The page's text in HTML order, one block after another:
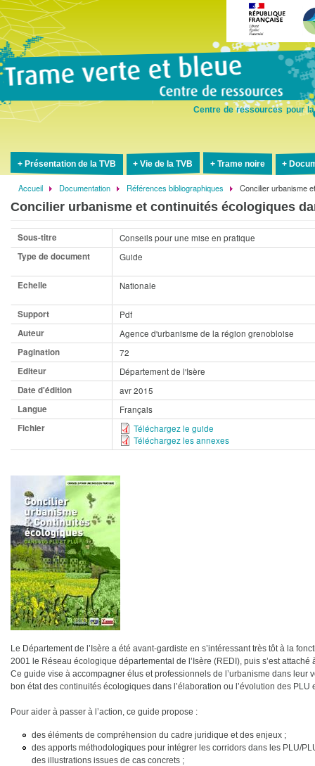
Centre de ressources pour
Présentation de la TVB Vie de la TVB Trame noire
Fil
d'Ariane
Accueil Documentation Références bibliographiques Concilier urbanisme
Concilier urbanisme et continuités écologiques
Sous-titre
Conseils pour une mise en pratique
Type de document
Guide
Echelle Nationale
Support
Pdf
Auteur
Agence d'urbanisme de la région grenobloise
Pagination
72
Editeur
Département de l'Isère
Date d'édition
avr 2015
Langue
Français
Fichier
Téléchargez le guide
Téléchargez les annexes
Le Département de l’Isère a été avant-gardiste en s’intéressant très tôt à la
2001 le Réseau écologique départemental de l’Isère (REDI), puis s’est
Ce guide vise à accompagner élus et professionnels de l’urbanisme dans leur
bon état des continuités écologiques dans l’élaboration ou l’évolution des PLU
Pour aider à passer à l’action, ce guide propose :
des éléments de compréhension du cadre juridique et des enjeux ;
des apports méthodologiques pour intégrer les corridors dans les PLU/
des illustrations issues de cas concrets ;